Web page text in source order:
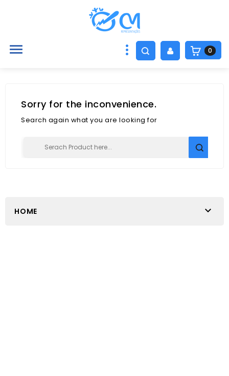
 0
Sorry for the inconvenience.
Search again what you are looking for
HOME 